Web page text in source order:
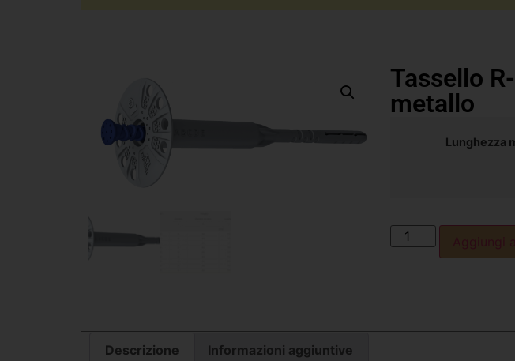
Tassello
metallo
Lunghezza
Descrizione Informazioni aggiuntive